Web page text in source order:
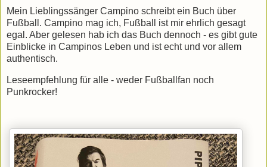
Mein Lieblingssänger Campino schreibt ein Buch über
Fußball. Campino mag ich, Fußball ist mir ehrlich gesagt
egal. Aber gelesen hab ich das Buch dennoch - es gibt gute
Einblicke in Campinos Leben und ist echt und vor allem
authentisch.
Leseempfehlung für alle - weder Fußballfan noch
Punkrocker!